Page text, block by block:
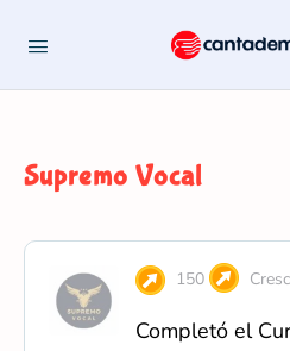
Supremo Vocal
150
Completó el